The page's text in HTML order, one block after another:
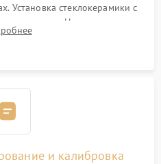
Установка стеклокерамики с
зазоров. Нанесение
укладка уплотнительной
и калибровка